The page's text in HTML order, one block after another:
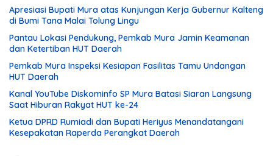
Apresiasi Bupati Mura atas Kunjungan Kerja Gubernur Kalteng
di Bumi Tana Malai Tolung Lingu
Pantau Lokasi Pendukung, Pemkab Mura Jamin Keamanan
dan Ketertiban HUT Daerah
Pemkab Mura Inspeksi Kesiapan Fasilitas Tamu Undangan
HUT Daerah
Kanal YouTube Diskominfo SP Mura Batasi Siaran Langsung
Saat Hiburan Rakyat HUT ke-24
Ketua DPRD Rumiadi dan Bupati Heriyus Menandatangani
Kesepakatan Raperda Perangkat Daerah